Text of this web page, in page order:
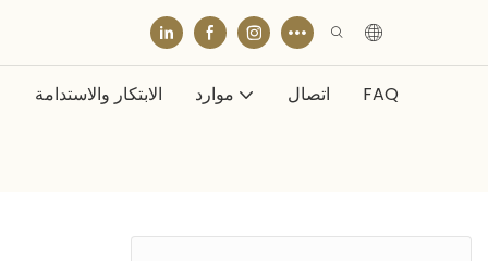
الابتكار والاستدامة موارد اتصال FAQ